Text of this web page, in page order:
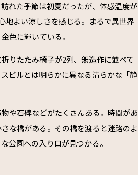
れた季節は初夏だったが、体感温度が
地よい涼しさを感じる。まるで異世界
色に輝いている。
りたたみ椅子が2列、無造作に並べて
ビルとは明らかに異なる清らかな「静
や石碑などがたくさんある。時間があ
な橋がある。その橋を渡ると迷路のよ
公園への入り口が見つかる。